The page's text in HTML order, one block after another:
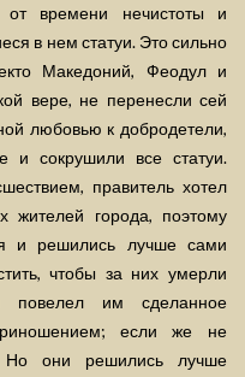
от времени нечистоты и
в нем статуи. Это сильно
Македоний, Феодул и
вере, не перенесли сей
любовью к добродетели,
и сокрушили все статуи.
правитель хотел
жителей города, поэтому
и решились лучше сами
чтобы за них умерли
повелел им сделанное
если же не
Но они решились лучше